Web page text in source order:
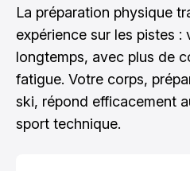
La préparation physique
expérience sur les pistes :
longtemps, avec plus de
fatigue. Votre corps,
ski, répond efficacement
sport technique.